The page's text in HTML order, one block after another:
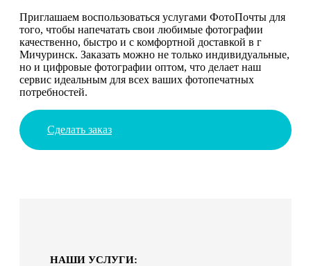
Приглашаем воспользоваться услугами ФотоПочты для
того, чтобы напечатать свои любимые фотографии
качественно, быстро и с комфортной доставкой в г
Мичуринск. Заказать можно не только индивидуальные,
но и цифровые фотографии оптом, что делает наш
сервис идеальным для всех ваших фотопечатных
потребностей.
Сделать заказ
НАШИ УСЛУГИ: